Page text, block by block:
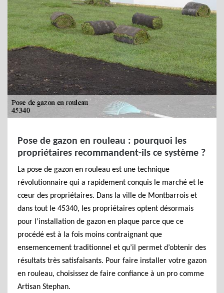
Pose de gazon en rouleau : pourquoi les
propriétaires recommandent-ils ce système ?
La pose de gazon en rouleau est une technique
révolutionnaire qui a rapidement conquis le marché et le
cœur des propriétaires. Dans la ville de Montbarrois et
dans tout le 45340, les propriétaires optent désormais
pour l’installation de gazon en plaque parce que ce
procédé est à la fois moins contraignant que
ensemencement traditionnel et qu’il permet d’obtenir des
résultats très satisfaisants. Pour faire installer votre gazon
en rouleau, choisissez de faire confiance à un pro comme
Artisan Stephan.